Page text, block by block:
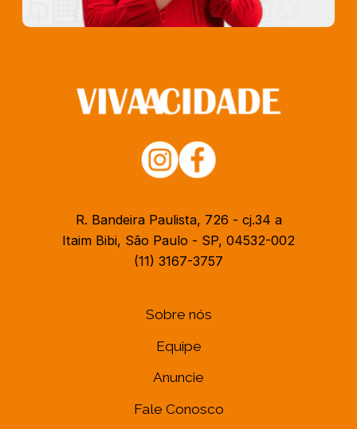
R. Bandeira Paulista, 726 - cj.34 a
Itaim Bibi, São Paulo - SP, 04532-002
(11) 3167-3757
Sobre nós
Equipe
Anuncie
Fale Conosco